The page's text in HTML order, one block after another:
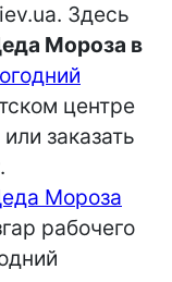
Здесь
Мороза в
центре
заказать
Мороза
рабочего